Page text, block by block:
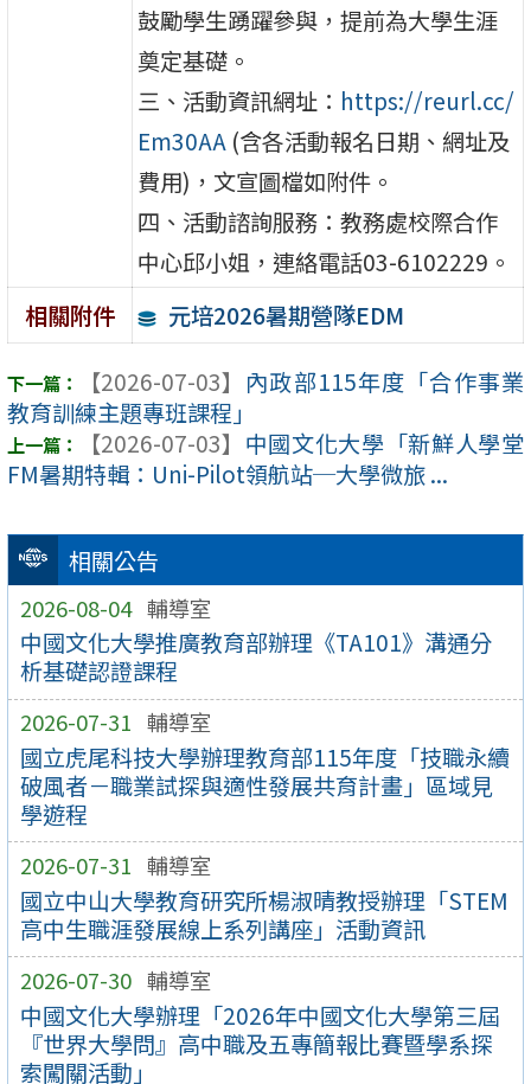
相關公告
2026-08-04 輔導室
中國文化大學推廣教育部辦理《TA101》溝通分
析基礎認證課程
2026-07-31 輔導室
國立虎尾科技大學辦理教育部115年度「技職永續
破風者－職業試探與適性發展共育計畫」區域見
學遊程
2026-07-31 輔導室
國立中山大學教育研究所楊淑晴教授辦理「STEM
高中生職涯發展線上系列講座」活動資訊
2026-07-30 輔導室
中國文化大學辦理「2026年中國文化大學第三屆
『世界大學問』高中職及五專簡報比賽暨學系探
索闖關活動」
鼓勵學生踴躍參與，提前為大學生涯
奠定基礎。
三、活動資訊網址： https://reurl.cc/
Em30AA (含各活動報名日期、網址及
費用)，文宣圖檔如附件。
四、活動諮詢服務：教務處校際合作
中心邱小姐，連絡電話03-6102229。
相關附件
元培2026暑期營隊EDM
【2026-07-03】 內政部115年度「合作事業
教育訓練主題專班課程」
【2026-07-03】 中國文化大學「新鮮人學堂
FM暑期特輯：Uni-Pilot領航站─大學微旅 ...